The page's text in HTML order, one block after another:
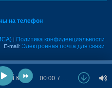
на телефон
| Политика конфиденциальности
E-mail: Электронная почта для связи
Amirchik, HARU - Чистый кайф 00:00 …